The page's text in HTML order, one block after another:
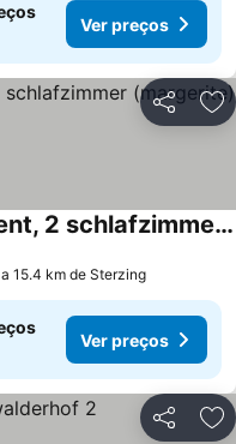
Ver preços
Partilhar
Unterbergerhof - Apartment, 2 schlafzimmer (margerite)
15.4 km de Sterzing
Ver preços
Partilhar